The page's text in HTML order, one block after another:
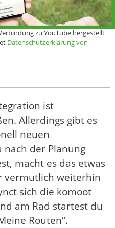
zu YouTube hergestellt
Datenschutzerklärung von
ist
Allerdings gibt es
neuen
nach der Planung
macht es das etwas
vermutlich weiterhin
sich die komoot
am Rad startest du
Routen“.